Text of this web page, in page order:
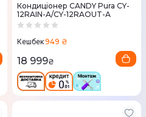
Кондиціонер CANDY Pura CY-
12RAIN-A/CY-12RAOUT-A
Кешбек949 ₴
18 999₴